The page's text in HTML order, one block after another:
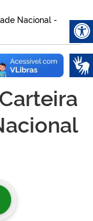
Nacional -